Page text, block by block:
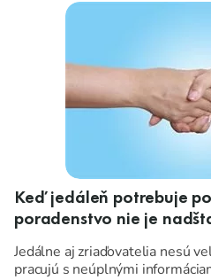
Keď jedáleň potrebuje
poradenstvo nie je
Jedálne aj zriaďovatelia nesú
pracujú s neúplnými